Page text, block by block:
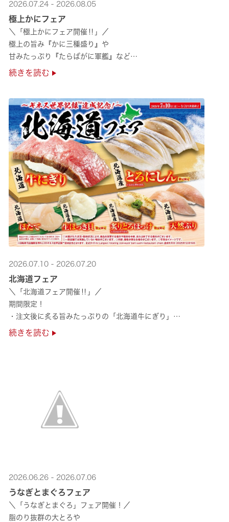
2026.07.24 - 2026.08.05
極上かにフェア
＼「極上かにフェア開催‼」／
極上の旨み『かに三種盛り』や
甘みたっぷり『たらばがに軍艦』など
絶品のかにを味わいつくせる！🦀
ぜひくら寿司へお越しください！✨
続きを読む
2026.07.10 - 2026.07.20
北海道フェア
＼「北海道フェア開催‼」／
期間限定！
・注文後に炙る旨みたっぷりの「北海道牛にぎり」
・濃厚な甘みの「北海道ほたて」
続きを読む
2026.06.26 - 2026.07.06
うなぎとまぐろフェア
＼「うなぎとまぐろ」フェア開催！／
脂のり抜群の大とろや